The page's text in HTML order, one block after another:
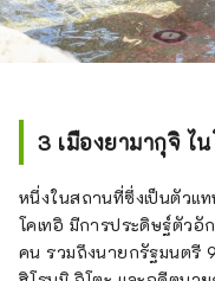
3 เมืองยามากุจิ ไน
หนึ่งในสถานที่ซึ่งเป็นตัวแ
โคเทอิ มีการประดิษฐ์ตัว
คน รวมถึงนายกรัฐมนตรี